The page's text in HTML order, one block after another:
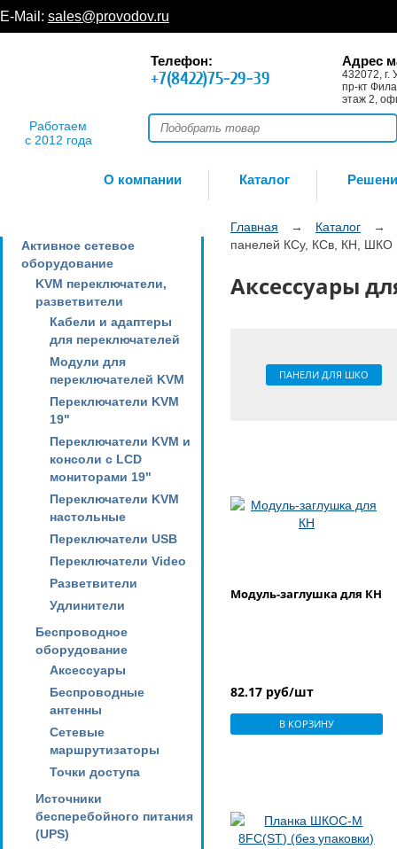
E-Mail: sales@provodov.ru
Работаем
с 2012 года
Телефон:
+7(8422)75-29-39
Адрес
432072, г.
пр-кт
этаж 2,
О компании Каталог
Активное сетевое
оборудование
KVM переключатели,
разветвители
Кабели и адаптеры
для переключателей
Модули для
переключателей KVM
Переключатели KVM
19"
Переключатели KVM и
консоли с LCD
мониторами 19"
Переключатели KVM
настольные
Переключатели USB
Переключатели Video
Разветвители
Удлинители
Беспроводное
оборудование
Аксессуары
Беспроводные
антенны
Сетевые
маршрутизаторы
Точки доступа
Источники
бесперебойного питания
(UPS)
Главная → Каталог
→
панелей КСу, КСв, КН, ШКО
Аксессуары
ПАНЕЛИ ДЛЯ ШКО
Модуль-заглушка для КН
82.17 руб/шт
В КОРЗИНУ